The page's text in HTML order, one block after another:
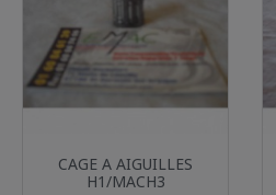
CAGE A AIGUILLES
H1/MACH3